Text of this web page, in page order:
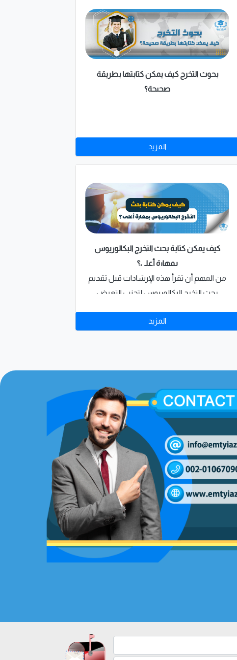
بحوث التخرج كيف يمكن كتابتها بطريقة
صحيحة؟
المزيد
كيف يمكن كتابة بحث التخرج البكالوريوس
بمهارة أعلى؟
من المهم أن تقرأ هذه الإرشادات قبل تقديم
بحث التخرج البكالوريوس لتجنب التعرض
المميزات لكتابة بحث علمي
المزيد